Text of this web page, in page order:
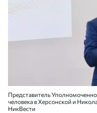
Представитель
человека в Херсонской и
НикВести